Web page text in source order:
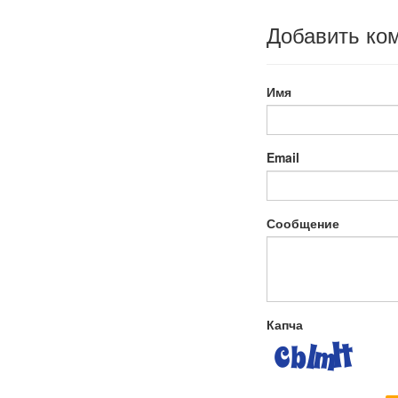
Добавить
Имя
Email
Сообщение
Капча